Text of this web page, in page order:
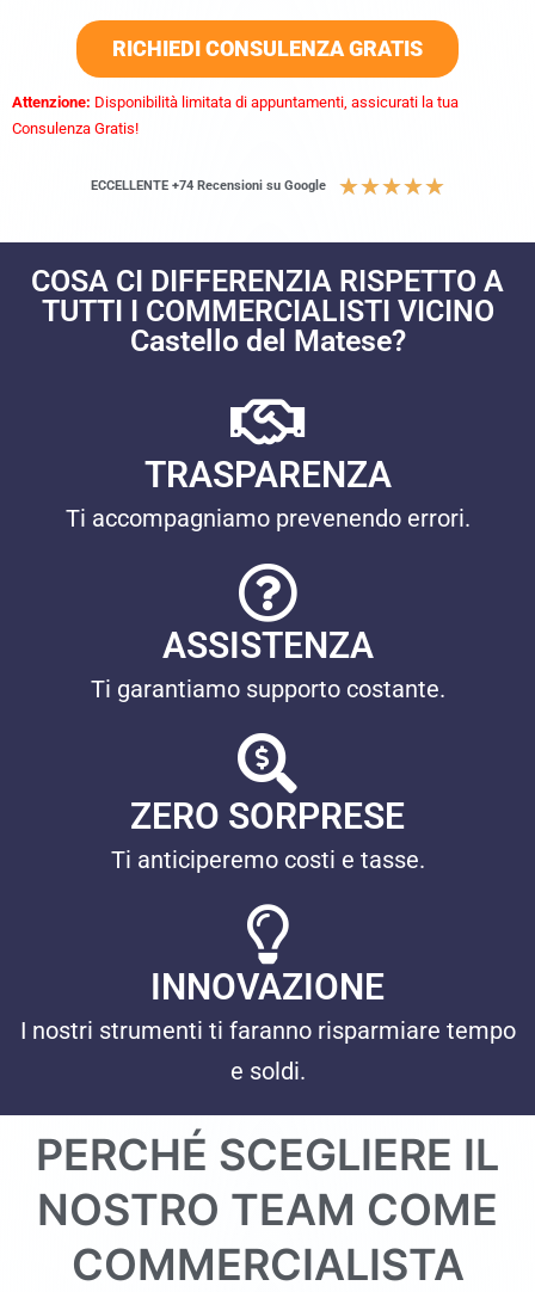
RICHIEDI CONSULENZA GRATIS
Attenzione: Disponibilità limitata di appuntamenti, assicurati la tua
Consulenza Gratis!
ECCELLENTE +74 Recensioni su Google ★★★★★
COSA CI DIFFERENZIA RISPETTO A
TUTTI I COMMERCIALISTI VICINO
Castello del Matese?
TRASPARENZA
Ti accompagniamo prevenendo errori.
ASSISTENZA
Ti garantiamo supporto costante.
ZERO SORPRESE
Ti anticiperemo costi e tasse.
INNOVAZIONE
I nostri strumenti ti faranno risparmiare tempo
e soldi.
PERCHÉ SCEGLIERE IL
NOSTRO TEAM COME
COMMERCIALISTA